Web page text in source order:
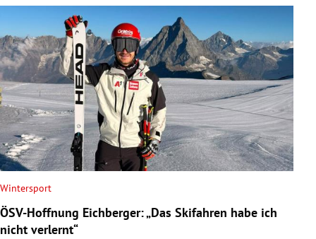
Wintersport
ÖSV-Hoffnung Eichberger: „Das Skifahren habe ich
nicht verlernt“